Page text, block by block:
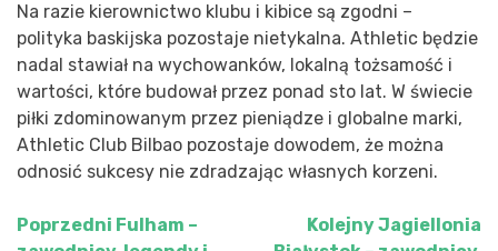
Na razie kierownictwo klubu i kibice są zgodni –
polityka baskijska pozostaje nietykalna. Athletic będzie
nadal stawiał na wychowanków, lokalną tożsamość i
wartości, które budował przez ponad sto lat. W świecie
piłki zdominowanym przez pieniądze i globalne marki,
Athletic Club Bilbao pozostaje dowodem, że można
odnosić sukcesy nie zdradzając własnych korzeni.
Nawigacja
Poprzedni Fulham –
KolejnyJagiellonia